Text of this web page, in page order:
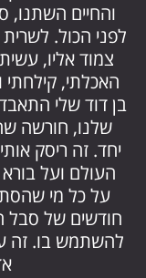
והחיים השתנו,
לפני הכול.
צמוד אליו,
בן דוד שלי
שלנו, חורשה
יחד. זה ריסק
העולם ועל
על כל מי
חודשים של סבל
להשתמש בו. זה